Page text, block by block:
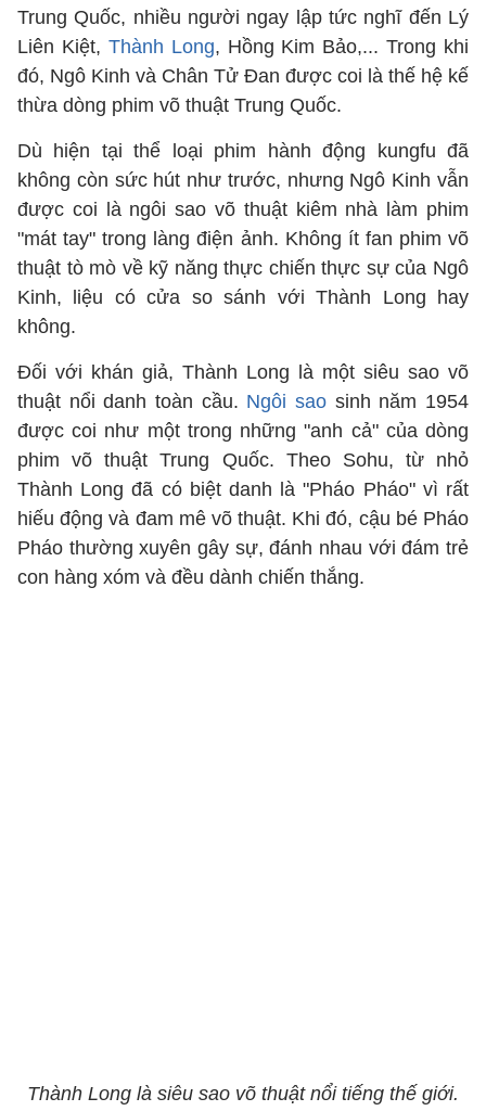
Trung Quốc, nhiều người ngay lập tức nghĩ đến Lý
Liên Kiệt, Thành Long, Hồng Kim Bảo,... Trong khi
đó, Ngô Kinh và Chân Tử Đan được coi là thế hệ kế
thừa dòng phim võ thuật Trung Quốc.
Dù hiện tại thể loại phim hành động kungfu đã
không còn sức hút như trước, nhưng Ngô Kinh vẫn
được coi là ngôi sao võ thuật kiêm nhà làm phim
"mát tay" trong làng điện ảnh. Không ít fan phim võ
thuật tò mò về kỹ năng thực chiến thực sự của Ngô
Kinh, liệu có cửa so sánh với Thành Long hay
không.
Đối với khán giả, Thành Long là một siêu sao võ
thuật nổi danh toàn cầu. Ngôi sao sinh năm 1954
được coi như một trong những "anh cả" của dòng
phim võ thuật Trung Quốc. Theo Sohu, từ nhỏ
Thành Long đã có biệt danh là "Pháo Pháo" vì rất
hiếu động và đam mê võ thuật. Khi đó, cậu bé Pháo
Pháo thường xuyên gây sự, đánh nhau với đám trẻ
con hàng xóm và đều dành chiến thắng.
Thành Long là siêu sao võ thuật nổi tiếng thế giới.